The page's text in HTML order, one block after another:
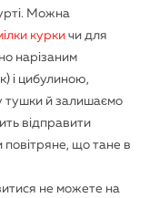
Можна
курки чи для
нарізаним
і цибулиною,
тушки й залишаємо
відправити
що тане в
не можете на